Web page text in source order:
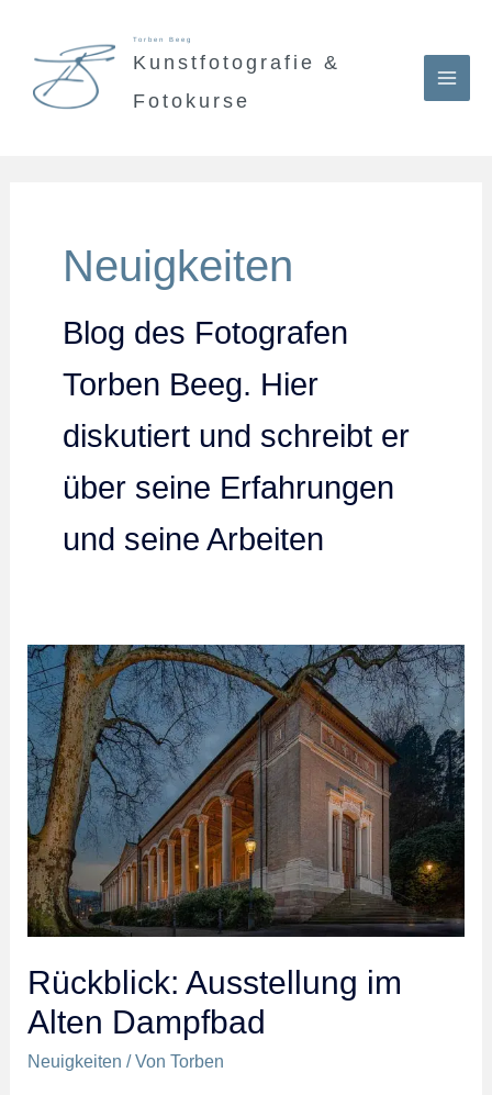
springen
Torben Beeg
Kunstfotografie &
Fotokurse
Neuigkeiten
Blog des Fotografen
Torben Beeg. Hier
diskutiert und schreibt er
über seine Erfahrungen
und seine Arbeiten
Rückblick: Ausstellung im
Alten Dampfbad
Neuigkeiten / Von Torben